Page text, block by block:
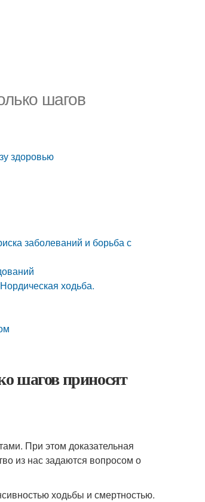
шагов
здоровью
заболеваний и борьба с
ходьба.
шагов приносят
При этом доказательная
из нас задаются вопросом о
ходьбы и смертностью.